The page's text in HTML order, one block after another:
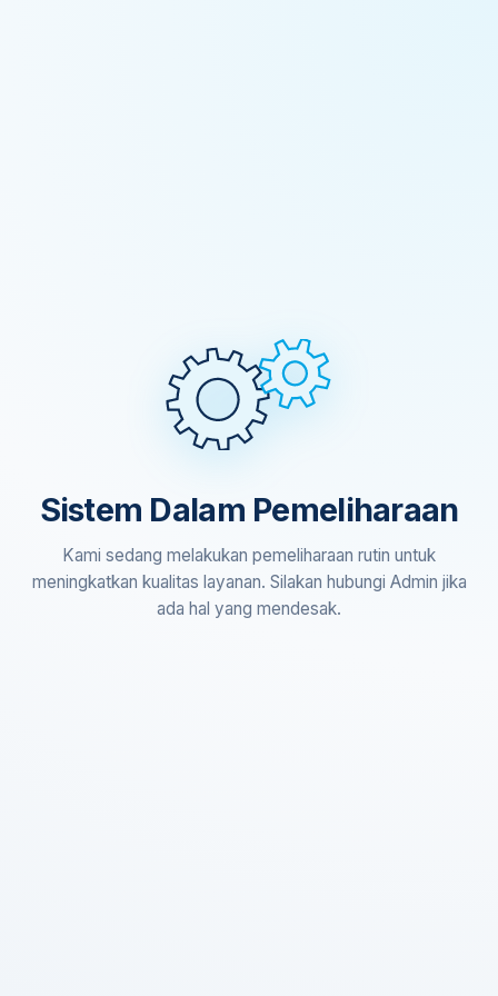
Sistem Dalam Pemeliharaan
Kami sedang melakukan pemeliharaan rutin untuk
meningkatkan kualitas layanan. Silakan hubungi Admin jika
ada hal yang mendesak.